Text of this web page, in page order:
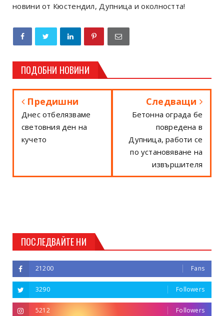
новини от Кюстендил, Дупница и околността!
ПОДОБНИ НОВИНИ
Предишни
Днес отбелязваме
световния ден на
кучето
Следващи
Бетонна ограда бе
повредена в
Дупница, работи се
по установяване на
извършителя
ПОСЛЕДВАЙТЕ НИ
21200 Fans
3290 Followers
5212 Followers